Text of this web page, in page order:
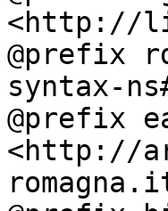
<http://
@prefix
syntax-
@prefix
<http://